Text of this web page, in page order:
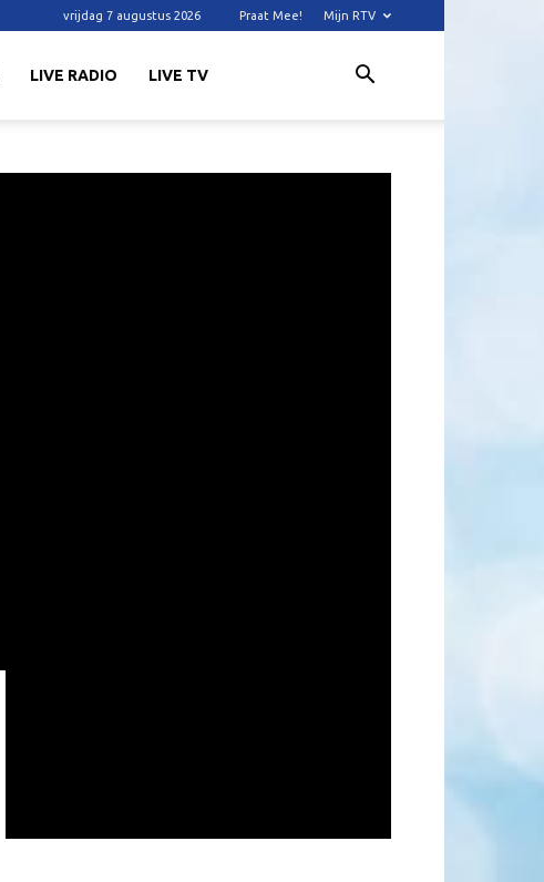
vrijdag 7 augustus 2026 Praat Mee! Mijn RTV
LIVE RADIO LIVE TV